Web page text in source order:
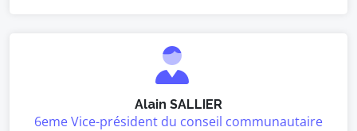
Alain SALLIER
6eme Vice-président du conseil communautaire